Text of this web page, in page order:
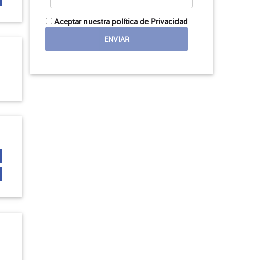
Aceptar nuestra política de Privacidad